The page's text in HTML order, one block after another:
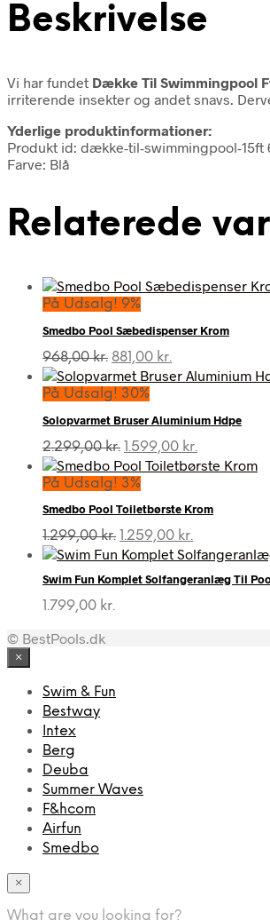
Beskrivelse
Vi har fundet Dække Til Swimmingpool
irriterende insekter og andet snavs.
Yderlige produktinformationer:
Produkt id: dække-til-swimmingpool-15ft
Farve: Blå
Relaterede
På Udsalg! 9%
Smedbo Pool Sæbedispenser Krom
968,00kr. Den
oprindelige
pris
968,00 kr..
881,00 kr.
aktuelle
881,00 kr..
På Udsalg! 30%
Solopvarmet Bruser Aluminium Hdpe
2.299,00kr. Den
oprindelige
pris
2.299,00 kr..
1.599,00 kr.
aktuelle
1.599,00 kr..
På Udsalg! 3%
Smedbo Pool Toiletbørste Krom
1.299,00kr. Den
oprindelige
var:
1.259,00 kr.
aktuelle
er:
Swim Fun Komplet Solfangeranlæg Til
1.799,00 kr.
© BestPools.dk
×
Swim & Fun
Bestway
Intex
Berg
Deuba
Summer Waves
F&hcom
Airfun
Smedbo
×
What are you looking for?